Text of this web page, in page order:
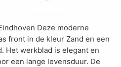
Deze moderne
front in de kleur Zand en een
Het werkblad is elegant en
een lange levensduur. De